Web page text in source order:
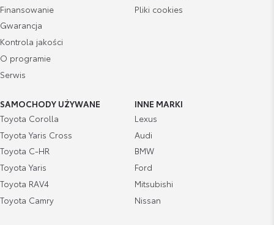
Finansowanie
Gwarancja
Kontrola jakości
O programie
Serwis
Pliki cookies
SAMOCHODY UŻYWANE
Toyota Corolla
Toyota Yaris Cross
Toyota C-HR
Toyota Yaris
Toyota RAV4
Toyota Camry
INNE MARKI
Lexus
Audi
BMW
Ford
Mitsubishi
Nissan